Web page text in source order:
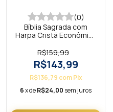
(0)
Bíblia Sagrada com
Harpa Cristã Econômica
(Salvação)
R$159,99
R$143,99
R$136,79 com Pix
6x deR$24,00 sem juros